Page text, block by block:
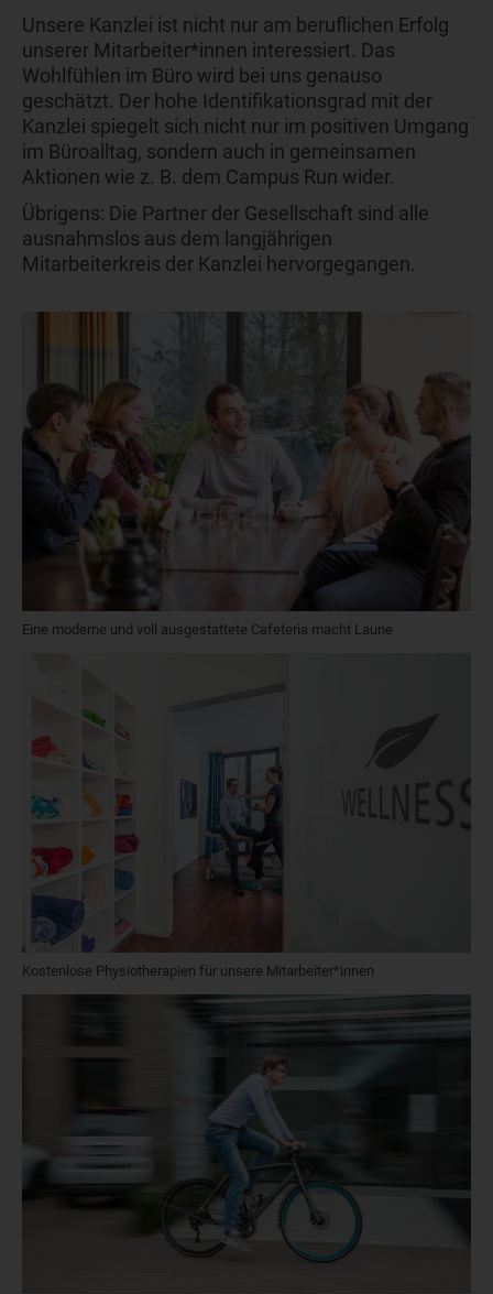
Unsere Kanzlei ist nicht nur am beruflichen Erfolg
unserer Mitarbeiter*innen interessiert. Das
Wohlfühlen im Büro wird bei uns genauso
geschätzt. Der hohe Identifikationsgrad mit der
Kanzlei spiegelt sich nicht nur im positiven Umgang
im Büroalltag, sondern auch in gemeinsamen
Aktionen wie z. B. dem Campus Run wider.
Übrigens: Die Partner der Gesellschaft sind alle
ausnahmslos aus dem langjährigen
Mitarbeiterkreis der Kanzlei hervorgegangen.
Eine moderne und voll ausgestattete Cafeteria macht Laune
Kostenlose Physiotherapien für unsere Mitarbeiter*innen